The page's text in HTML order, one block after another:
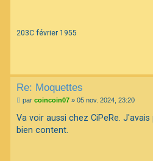
203C février 1955
Re: Moquettes
M
s
a
par coincoin07 » 05 nov. 2024, 23:20
Va voir aussi chez CiPeRe.
bien content.